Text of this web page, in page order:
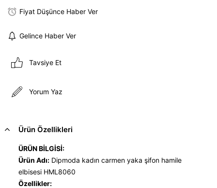
Fiyat Düşünce Haber Ver
Gelince Haber Ver
Tavsiye Et
Yorum Yaz
Ürün Özellikleri
ÜRÜN BİLGİSİ:
Ürün Adı: Dipmoda kadın carmen yaka şifon hamile
elbisesi HML8060
Özellikler: